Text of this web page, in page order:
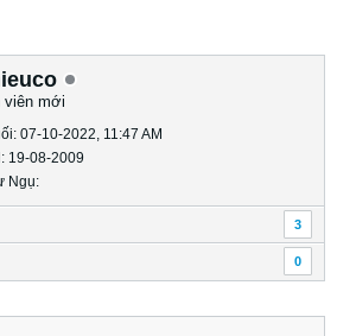
viên mới
07-10-2022, 11:47 AM
19-08-2009
Ngụ:
3
0